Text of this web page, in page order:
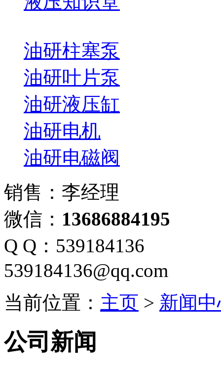
油研柱塞泵
油研叶片泵
油研液压缸
油研电机
油研电磁阀
销售：李经理
微信： 13686884195
Q Q：539184136
539184136@qq.com
当前位置： 主页 > 新闻
公司新闻